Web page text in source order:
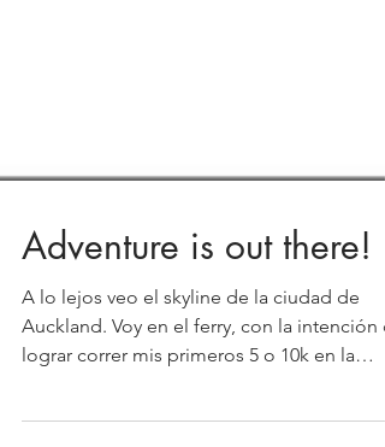
Adventure is out there!
A lo lejos veo el skyline de la ciudad de